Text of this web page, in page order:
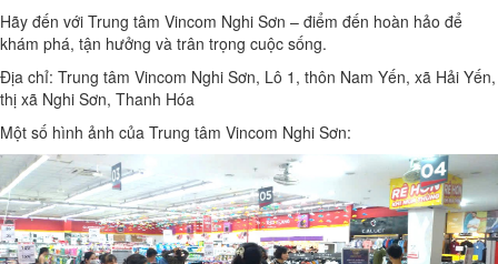
Hãy đến với Trung tâm Vincom Nghi Sơn – điểm đến hoàn hảo để
khám phá, tận hưởng và trân trọng cuộc sống.
Địa chỉ: Trung tâm Vincom Nghi Sơn, Lô 1, thôn Nam Yến, xã Hải Yến,
thị xã Nghi Sơn, Thanh Hóa
Một số hình ảnh của Trung tâm Vincom Nghi Sơn: